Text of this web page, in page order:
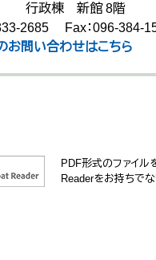
行政棟 新館 8階
2685
Fax：096-384-
お問い合わせはこちら
PDF形式のファイル
Readerをお持ちでな